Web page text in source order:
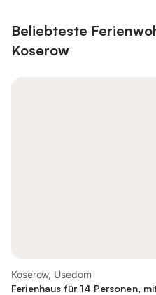
Beliebteste
Koserow
Koserow, Usedom
Ferienhaus für 14 Personen,